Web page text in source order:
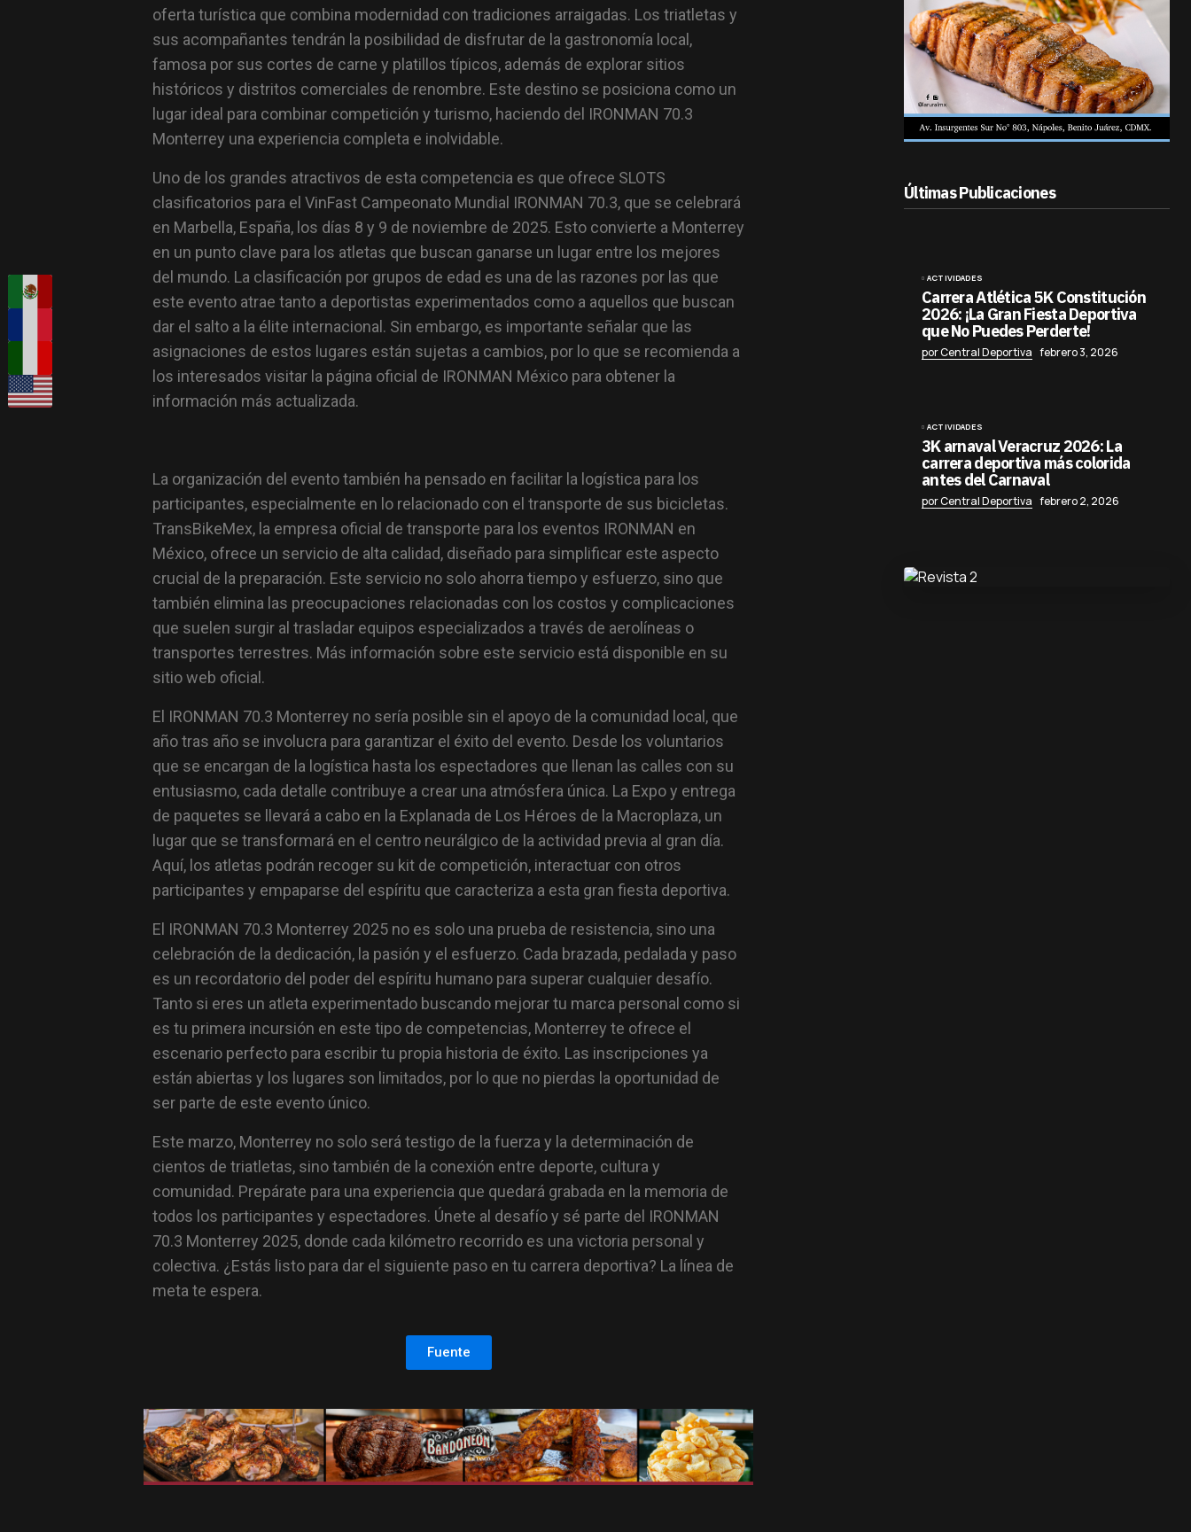
oferta turística que combina modernidad con tradiciones arraigadas. Los triatletas y
sus acompañantes tendrán la posibilidad de disfrutar de la gastronomía local,
famosa por sus cortes de carne y platillos típicos, además de explorar sitios
históricos y distritos comerciales de renombre. Este destino se posiciona como un
lugar ideal para combinar competición y turismo, haciendo del IRONMAN 70.3
Monterrey una experiencia completa e inolvidable.
Uno de los grandes atractivos de esta competencia es que ofrece SLOTS
clasificatorios para el VinFast Campeonato Mundial IRONMAN 70.3, que se celebrará
en Marbella, España, los días 8 y 9 de noviembre de 2025. Esto convierte a Monterrey
en un punto clave para los atletas que buscan ganarse un lugar entre los mejores
del mundo. La clasificación por grupos de edad es una de las razones por las que
este evento atrae tanto a deportistas experimentados como a aquellos que buscan
dar el salto a la élite internacional. Sin embargo, es importante señalar que las
asignaciones de estos lugares están sujetas a cambios, por lo que se recomienda a
los interesados visitar la página oficial de IRONMAN México para obtener la
información más actualizada.
La organización del evento también ha pensado en facilitar la logística para los
participantes, especialmente en lo relacionado con el transporte de sus bicicletas.
TransBikeMex, la empresa oficial de transporte para los eventos IRONMAN en
México, ofrece un servicio de alta calidad, diseñado para simplificar este aspecto
crucial de la preparación. Este servicio no solo ahorra tiempo y esfuerzo, sino que
también elimina las preocupaciones relacionadas con los costos y complicaciones
que suelen surgir al trasladar equipos especializados a través de aerolíneas o
transportes terrestres. Más información sobre este servicio está disponible en su
sitio web oficial.
El IRONMAN 70.3 Monterrey no sería posible sin el apoyo de la comunidad local, que
año tras año se involucra para garantizar el éxito del evento. Desde los voluntarios
que se encargan de la logística hasta los espectadores que llenan las calles con su
entusiasmo, cada detalle contribuye a crear una atmósfera única. La Expo y entrega
de paquetes se llevará a cabo en la Explanada de Los Héroes de la Macroplaza, un
lugar que se transformará en el centro neurálgico de la actividad previa al gran día.
Aquí, los atletas podrán recoger su kit de competición, interactuar con otros
participantes y empaparse del espíritu que caracteriza a esta gran fiesta deportiva.
El IRONMAN 70.3 Monterrey 2025 no es solo una prueba de resistencia, sino una
celebración de la dedicación, la pasión y el esfuerzo. Cada brazada, pedalada y paso
es un recordatorio del poder del espíritu humano para superar cualquier desafío.
Tanto si eres un atleta experimentado buscando mejorar tu marca personal como si
es tu primera incursión en este tipo de competencias, Monterrey te ofrece el
escenario perfecto para escribir tu propia historia de éxito. Las inscripciones ya
están abiertas y los lugares son limitados, por lo que no pierdas la oportunidad de
ser parte de este evento único.
Este marzo, Monterrey no solo será testigo de la fuerza y la determinación de
cientos de triatletas, sino también de la conexión entre deporte, cultura y
comunidad. Prepárate para una experiencia que quedará grabada en la memoria de
todos los participantes y espectadores. Únete al desafío y sé parte del IRONMAN
70.3 Monterrey 2025, donde cada kilómetro recorrido es una victoria personal y
colectiva. ¿Estás listo para dar el siguiente paso en tu carrera deportiva? La línea de
meta te espera.
Fuente
Últimas Publicaciones
ACTIVIDADES
Carrera Atlética 5K Constitución
2026: ¡La Gran Fiesta Deportiva
que No Puedes Perderte!
por Central Deportiva febrero 3, 2026
ACTIVIDADES
3K arnaval Veracruz 2026: La
carrera deportiva más colorida
antes del Carnaval
por Central Deportiva febrero 2, 2026